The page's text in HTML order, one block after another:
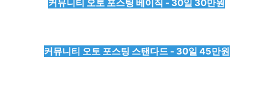
커뮤니티 오토 포스팅 베이직 - 30일 30만원
커뮤니티 오토 포스팅 스탠다드 - 30일 45만원